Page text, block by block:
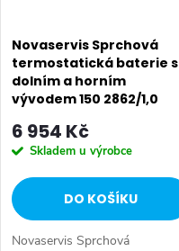
Novaservis Sprchová
termostatická baterie s
dolním a horním
vývodem 150 2862/1,0
6 954 Kč
Skladem u výrobce
DO KOŠÍKU
Novaservis Sprchová